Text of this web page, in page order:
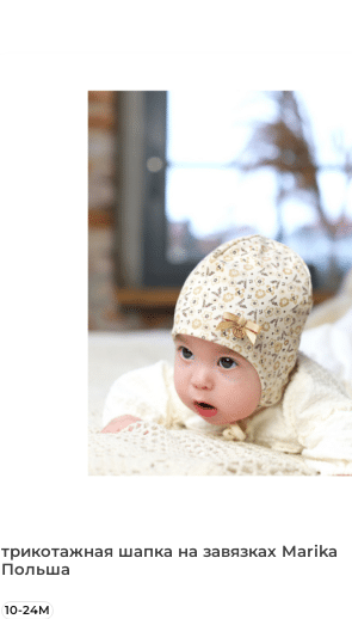
трикотажная шапка на завязках Marika
Польша
10-24М